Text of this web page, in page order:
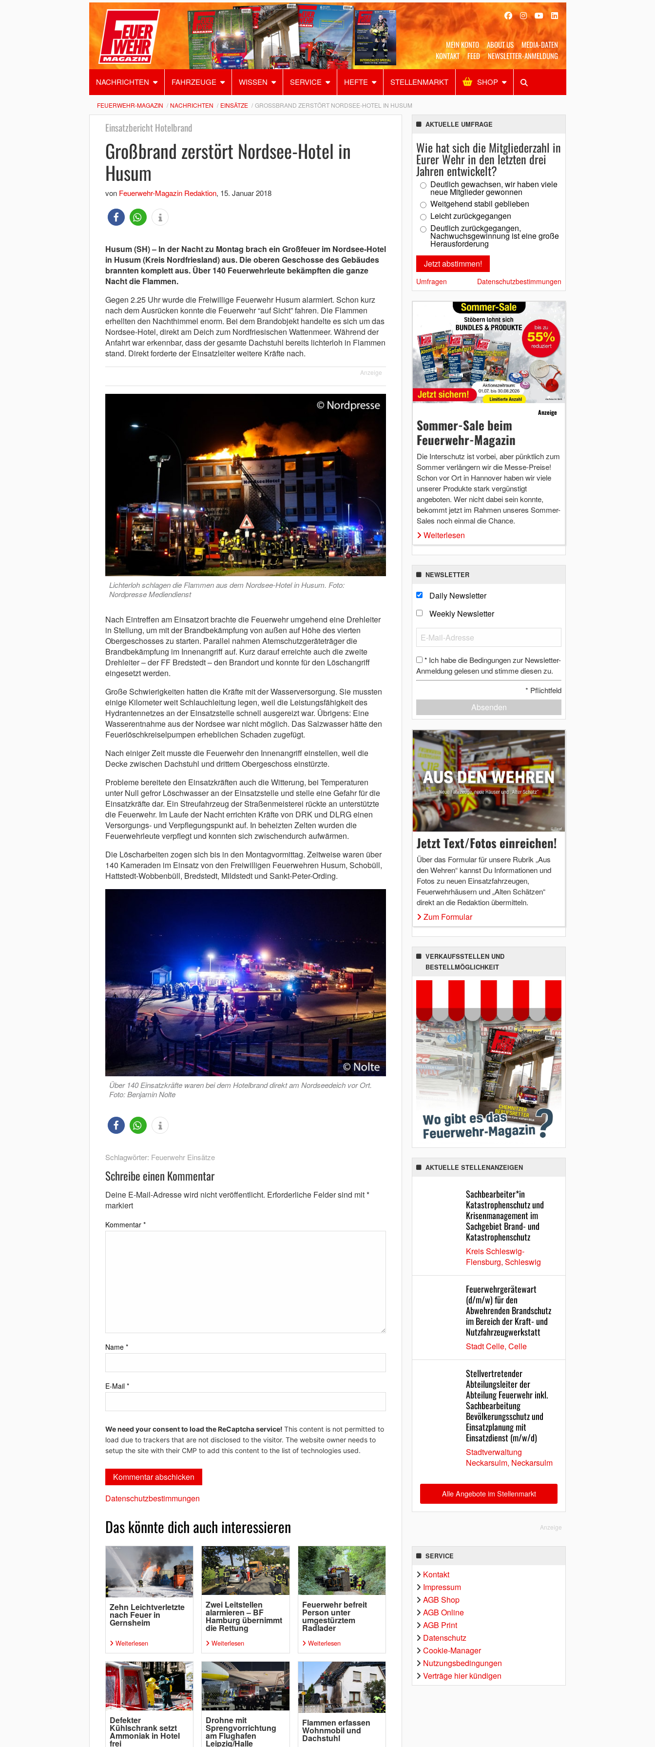
MEIN KONTO ABOUT US
MEDIA-DATEN
KONTAKT
FEED NEWSLETTER-ANMELDUNG
NACHRICHTEN FAHRZEUGE WISSEN SERVICE HEFTE STELLENMARKT SHOP
Alles Shop SUCHEN
FEUERWEHR-MAGAZIN NACHRICHTEN EINSÄTZE GROSSBRAND ZERSTÖRT NORDSEE-HOTEL IN HUSUM
Einsatzbericht Hotelbrand
Großbrand zerstört Nordsee-Hotel in
Husum
von Feuerwehr-Magazin Redaktion, 15. Januar 2018
Husum (SH) – In der Nacht zu Montag brach ein Großfeuer im Nordsee-Hotel
in Husum (Kreis Nordfriesland) aus. Die oberen Geschosse des Gebäudes
brannten komplett aus. Über 140 Feuerwehrleute bekämpften die ganze
Nacht die Flammen.
Gegen 2.25 Uhr wurde die Freiwillige Feuerwehr Husum alarmiert. Schon kurz
nach dem Ausrücken konnte die Feuerwehr “auf Sicht” fahren. Die Flammen
erhellten den Nachthimmel enorm. Bei dem Brandobjekt handelte es sich um das
Nordsee-Hotel, direkt am Deich zum Nordfriesischen Wattenmeer. Während der
Anfahrt war erkennbar, dass der gesamte Dachstuhl bereits lichterloh in Flammen
stand. Direkt forderte der Einsatzleiter weitere Kräfte nach.
Anzeige
Lichterloh schlagen die Flammen aus dem Nordsee-Hotel in Husum. Foto:
Nordpresse Mediendienst
Nach Eintreffen am Einsatzort brachte die Feuerwehr umgehend eine Drehleiter
in Stellung, um mit der Brandbekämpfung von außen auf Höhe des vierten
Obergeschosses zu starten. Parallel nahmen Atemschutzgeräteträger die
Brandbekämpfung im Innenangriff auf. Kurz darauf erreichte auch die zweite
Drehleiter – der FF Bredstedt – den Brandort und konnte für den Löschangriff
eingesetzt werden.
Große Schwierigkeiten hatten die Kräfte mit der Wasserversorgung. Sie mussten
einige Kilometer weit Schlauchleitung legen, weil die Leistungsfähigkeit des
Hydrantennetzes an der Einsatzstelle schnell ausgereizt war. Übrigens: Eine
Wasserentnahme aus der Nordsee war nicht möglich. Das Salzwasser hätte den
Feuerlöschkreiselpumpen erheblichen Schaden zugefügt.
Nach einiger Zeit musste die Feuerwehr den Innenangriff einstellen, weil die
Decke zwischen Dachstuhl und drittem Obergeschoss einstürzte.
Probleme bereitete den Einsatzkräften auch die Witterung, bei Temperaturen
unter Null gefror Löschwasser an der Einsatzstelle und stelle eine Gefahr für die
Einsatzkräfte dar. Ein Streufahrzeug der Straßenmeisterei rückte an unterstützte
die Feuerwehr. Im Laufe der Nacht errichten Kräfte von DRK und DLRG einen
Versorgungs- und Verpflegungspunkt auf. In beheizten Zelten wurden die
Feuerwehrleute verpflegt und konnten sich zwischendurch aufwärmen.
Die Löscharbeiten zogen sich bis in den Montagvormittag. Zeitweise waren über
140 Kameraden im Einsatz von den Freiwilligen Feuerwehren Husum, Schobüll,
Hattstedt-Wobbenbüll, Bredstedt, Mildstedt und Sankt-Peter-Ording.
Über 140 Einsatzkräfte waren bei dem Hotelbrand direkt am Nordseedeich vor Ort.
Foto: Benjamin Nolte
Schlagwörter: Feuerwehr Einsätze
Schreibe einen Kommentar
Deine E-Mail-Adresse wird nicht veröffentlicht. Erforderliche Felder sind mit*
markiert
Kommentar *
Name *
E-Mail *
We need your consent to load the ReCaptcha service! This content is not permitted to
load due to trackers that are not disclosed to the visitor. The website owner needs to
setup the site with their CMP to add this content to the list of technologies used.
Datenschutzbestimmungen
Das könnte dich auch interessieren
Zehn Leichtverletzte
nach Feuer in
Gernsheim
Weiterlesen
Zwei Leitstellen
alarmieren – BF
Hamburg übernimmt
die Rettung
Weiterlesen
Feuerwehr befreit
Person unter
umgestürztem
Radlader
Weiterlesen
Defekter
Kühlschrank setzt
Ammoniak in Hotel
frei
Drohne mit
Sprengvorrichtung
am Flughafen
Leipzig/Halle
Flammen erfassen
Wohnmobil und
Dachstuhl
AKTUELLE UMFRAGE
Wie hat sich die Mitgliederzahl in
Eurer Wehr in den letzten drei
Jahren entwickelt?
Deutlich gewachsen, wir haben viele
neue Mitglieder gewonnen
Weitgehend stabil geblieben
Leicht zurückgegangen
Deutlich zurückgegangen,
Nachwuchsgewinnung ist eine große
Herausforderung
Umfragen Datenschutzbestimmungen
Anzeige
Sommer-Sale beim
Feuerwehr-Magazin
Die Interschutz ist vorbei, aber pünktlich zum
Sommer verlängern wir die Messe-Preise!
Schon vor Ort in Hannover haben wir viele
unserer Produkte stark vergünstigt
angeboten. Wer nicht dabei sein konnte,
bekommt jetzt im Rahmen unseres Sommer-
Sales noch einmal die Chance.
Weiterlesen
NEWSLETTER
Daily Newsletter
Weekly Newsletter
* Ich habe die Bedingungen zur Newsletter-
Anmeldung gelesen und stimme diesen zu.
* Pflichtfeld
Absenden
Jetzt Text/Fotos einreichen!
Über das Formular für unsere Rubrik „Aus
den Wehren“ kannst Du Informationen und
Fotos zu neuen Einsatzfahrzeugen,
Feuerwehrhäusern und „Alten Schätzen“
direkt an die Redaktion übermitteln.
Zum Formular
VERKAUFSSTELLEN UND
BESTELLMÖGLICHKEIT
AKTUELLE STELLENANZEIGEN
Sachbearbeiter*in
Katastrophenschutz und
Krisenmanagement im
Sachgebiet Brand- und
Katastrophenschutz
Kreis Schleswig-
Flensburg, Schleswig
Feuerwehrgerätewart
(d/m/w) für den
Abwehrenden Brandschutz
im Bereich der Kraft- und
Nutzfahrzeugwerkstatt
Stadt Celle, Celle
Stellvertretender
Abteilungsleiter der
Abteilung Feuerwehr inkl.
Sachbearbeitung
Bevölkerungsschutz und
Einsatzplanung mit
Einsatzdienst (m/w/d)
Stadtverwaltung
Neckarsulm, Neckarsulm
Alle Angebote im Stellenmarkt
Anzeige
SERVICE
Kontakt
Impressum
AGB Shop
AGB Online
AGB Print
Datenschutz
Cookie-Manager
Nutzungsbedingungen
Verträge hier kündigen